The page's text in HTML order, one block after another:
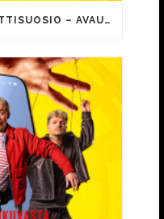
CANCEL-ELOKUVALLE JÄTTISUOSIO – AVAUSPÄIVÄNÄ JO 15 492 KATSOJAA!